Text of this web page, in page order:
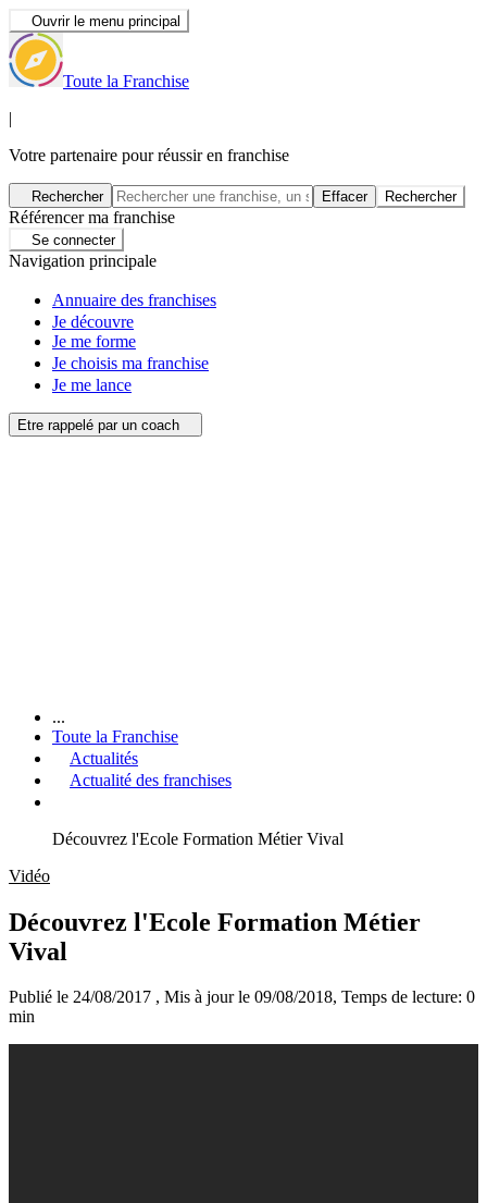
Ouvrir le menu principal
Toute la Franchise
|
Votre partenaire pour réussir en franchise
Rechercher Effacer Rechercher
Référencer ma franchise
Se connecter
Navigation principale
Annuaire des franchises
Je découvre
Je me forme
Je choisis ma franchise
Je me lance
Etre rappelé par un coach
...
Toute la Franchise
Actualités
Actualité des franchises
Découvrez l'Ecole Formation Métier Vival
Vidéo
Découvrez l'Ecole Formation Métier
Vival
Publié le 24/08/2017 , Mis à jour le 09/08/2018, Temps de lecture: 0
min